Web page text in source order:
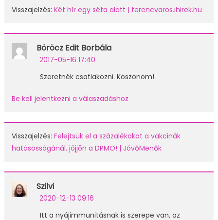
Visszajelzés: Két hír egy séta alatt | ferencvaros.ihirek.hu
Böröcz Edit Borbála
2017-05-16 17:40
Szeretnék csatlakozni. Köszönöm!
Be kell jelentkezni a válaszadáshoz
Visszajelzés: Felejtsük el a százalékokat a vakcinák
hatásosságánál, jöjjön a DPMO! | JövőMenők
Szilvi
2020-12-13 09:16
Itt a nyájimmunitásnak is szerepe van, az